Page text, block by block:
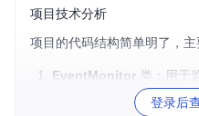
项目技术分析
项目的代码结构简单明了，主
EventMonitor 类：用于
左键或右键点击。通过调
登录后